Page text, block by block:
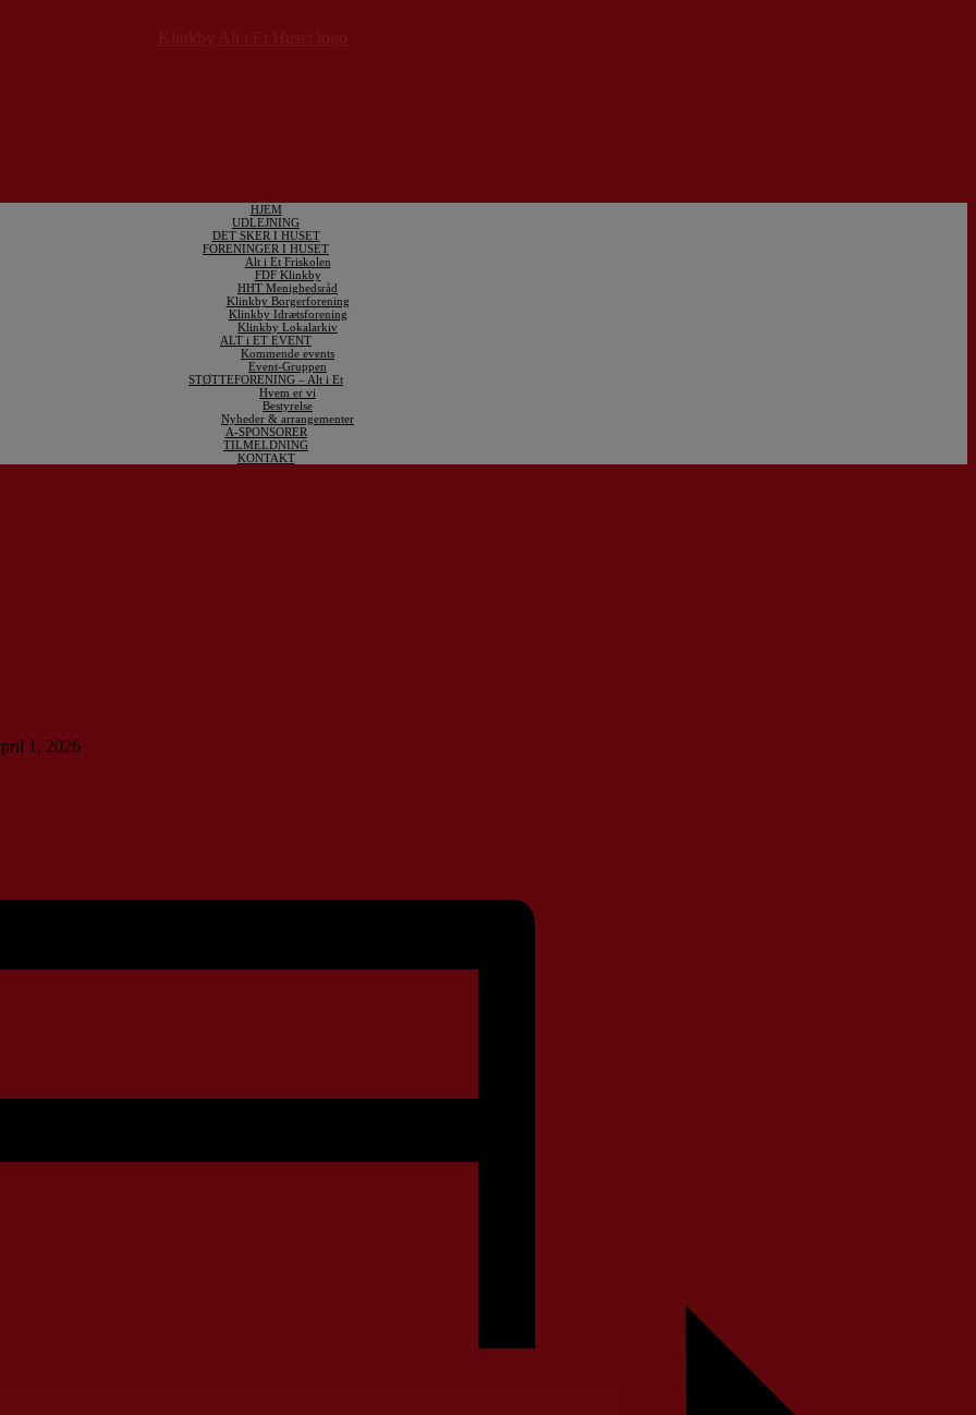
HJEM
UDLEJNING
DET SKER I HUSET
FORENINGER I HUSET
Alt i Et Friskolen
FDF Klinkby
HHT Menighedsråd
Klinkby Borgerforening
Klinkby Idrætsforening
Klinkby Lokalarkiv
ALT i ET EVENT
Kommende events
Event-Gruppen
STØTTEFORENING – Alt i Et
Hvem er vi
Bestyrelse
Nyheder & arrangementer
A-SPONSORER
TILMELDNING
KONTAKT
1, 2026